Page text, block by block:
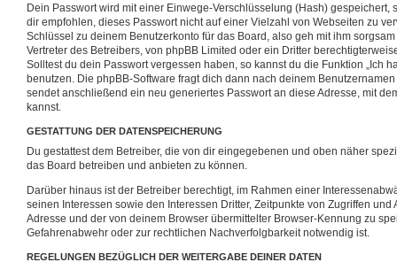
Dein Passwort wird mit einer Einwege-Verschlüsselung (Hash) gespeichert,
dir empfohlen, dieses Passwort nicht auf einer Vielzahl von Webseiten zu
Schlüssel zu deinem Benutzerkonto für das Board, also geh mit ihm
Vertreter des Betreibers, von phpBB Limited oder ein Dritter
Solltest du dein Passwort vergessen haben, so kannst du die Funktion „Ich
benutzen. Die phpBB-Software fragt dich dann nach deinem
sendet anschließend ein neu generiertes Passwort an diese Adresse, mit
kannst.
GESTATTUNG DER DATENSPEICHERUNG
Du gestattest dem Betreiber, die von dir eingegebenen und oben näher
das Board betreiben und anbieten zu können.
Darüber hinaus ist der Betreiber berechtigt, im Rahmen einer
seinen Interessen sowie den Interessen Dritter, Zeitpunkte von Zugriffen und
Adresse und der von deinem Browser übermittelter Browser-Kennung zu
Gefahrenabwehr oder zur rechtlichen Nachverfolgbarkeit notwendig ist.
REGELUNGEN BEZÜGLICH DER WEITERGABE DEINER DATEN